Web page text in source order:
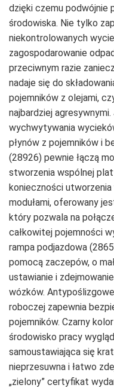
dzięki czemu podwójnie
środowiska. Nie tylko
niekontrolowanych
zagospodarowanie
przeciwnym razie
nadaje się do
pojemników z olejami,
najbardziej
wychwytywania
płynów z pojemników i
(28926) pewnie łączą
stworzenia wspólnej
konieczności utworzenia
modułami, oferowany
który pozwala na
całkowitej pojemności
rampa podjazdowa
pomocą zaczepów, o
ustawianie i
wózków.
roboczej zapewnia
pojemników. Czarny
środowisko pracy
samoustawiająca się
nieprzesuwna i łatwo
„zielony” certyfikat